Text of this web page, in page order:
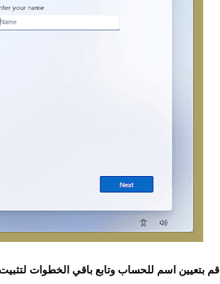
قم بتعيين اسم للحساب وتابع باقي الخطوات لتثبيت ويندوز 11